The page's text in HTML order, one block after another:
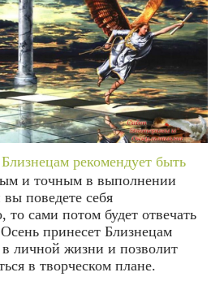
рекомендует быть
и точным в выполнении
поведете себя
то сами потом будет отвечать
принесет Близнецам
личной жизни и позволит
в творческом плане.